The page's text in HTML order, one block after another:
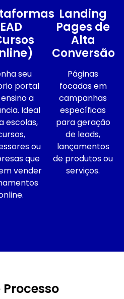
EAD
seu
portal
a
Ideal
escolas,
ou
que
vender
Landing
Pages de
Alta
Conversão
Páginas
focadas em
campanhas
específicas
para geração
de leads,
lançamentos
de produtos ou
serviços.
Processo